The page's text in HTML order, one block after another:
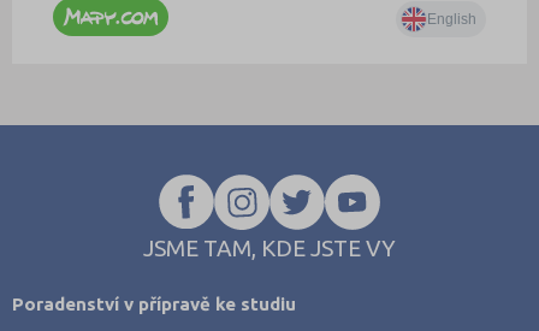
JSME TAM, KDE JSTE VY
Poradenství v přípravě ke studiu